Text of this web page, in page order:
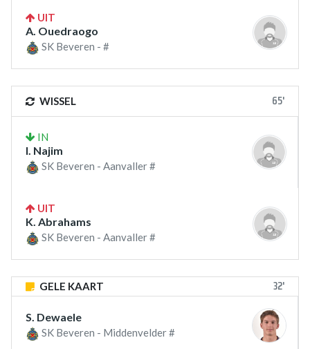
UIT
A. Ouedraogo
SK Beveren - #
WISSEL 65'
IN
I. Najim
SK Beveren - Aanvaller #
UIT
K. Abrahams
SK Beveren - Aanvaller #
GELE KAART 32'
S. Dewaele
SK Beveren - Middenvelder #